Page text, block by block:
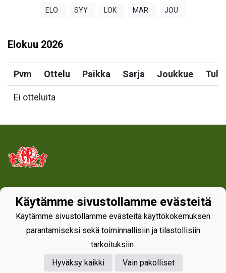
ELO SYY LOK MAR JOU
Elokuu 2026
Pvm Ottelu Paikka Sarja Joukkue
Ei otteluita
Powered by
Käytämme sivustollamme evästeitä
Käytämme sivustollamme evästeitä käyttökokemuksen
parantamiseksi sekä toiminnallisiin ja tilastollisiin
tarkoituksiin.
Hyväksy kaikki
Vain pakolliset